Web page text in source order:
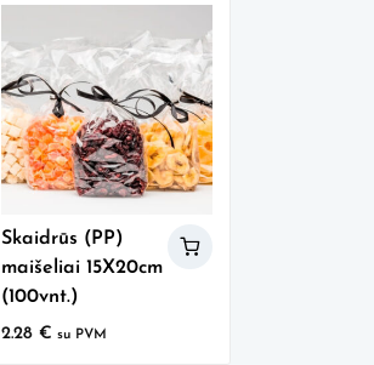
Skaidrūs (PP)
maišeliai 15X20cm
(100vnt.)
2.28€ su PVM